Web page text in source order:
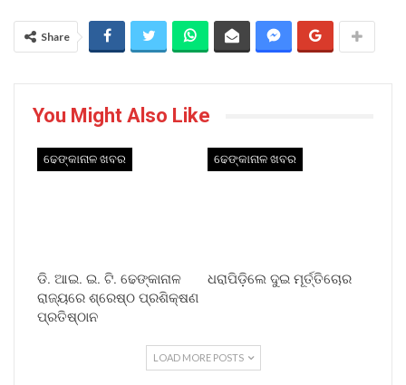
Share
You Might Also Like
ଢେଙ୍କାନାଳ ଖବର
ଡି. ଆଇ. ଇ. ଟି. ଢେଙ୍କାନାଳ
ରାଜ୍ୟରେ ଶ୍ରେଷ୍ଠ ପ୍ରଶିକ୍ଷଣ
ପ୍ରତିଷ୍ଠାନ
ଢେଙ୍କାନାଳ ଖବର
ଧରାପିଡ଼ିଲେ ଦୁଇ ମୂର୍ତ୍ତିଚୋର
LOAD MORE POSTS